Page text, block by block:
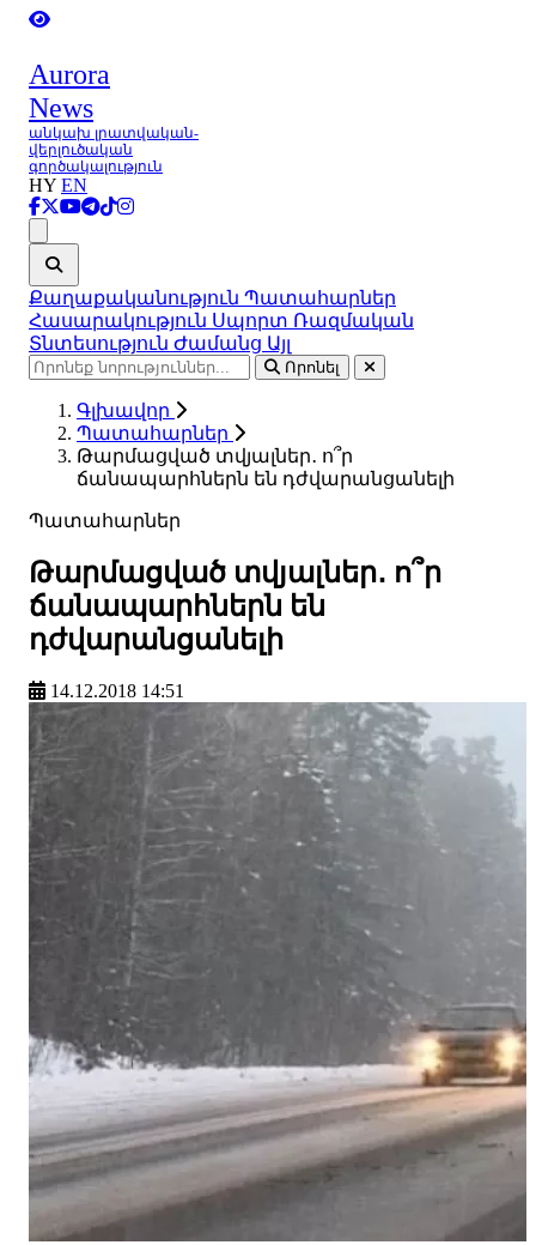
Aurora
News
անկախ լրատվական-
վերլուծական
գործակալություն
HY EN
Քաղաքականություն Պատահարներ
Հասարակություն Սպորտ Ռազմական
Տնտեսություն Ժամանց Այլ
Որոնել
Գլխավոր
Պատահարներ
Թարմացված տվյալներ․ ո՞ր
ճանապարհներն են դժվարանցանելի
Պատահարներ
Թարմացված տվյալներ․ ո՞ր
ճանապարհներն են
դժվարանցանելի
14.12.2018 14:51